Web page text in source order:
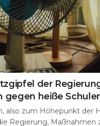
der
gegen heiße
also zum Höhepunkt der
Regierung, Maßnahmen